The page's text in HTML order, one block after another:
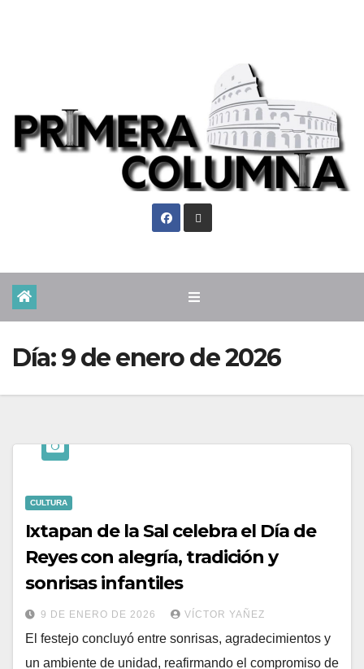
Día:9 de enero de 2026
CULTURA
Ixtapan de la Sal celebra el Día de
Reyes con alegría, tradición y
sonrisas infantiles
9 DE ENERO DE 2026 VÍCTOR YAÑEZ
El festejo concluyó entre sonrisas, agradecimientos y
un ambiente de unidad, reafirmando el compromiso de